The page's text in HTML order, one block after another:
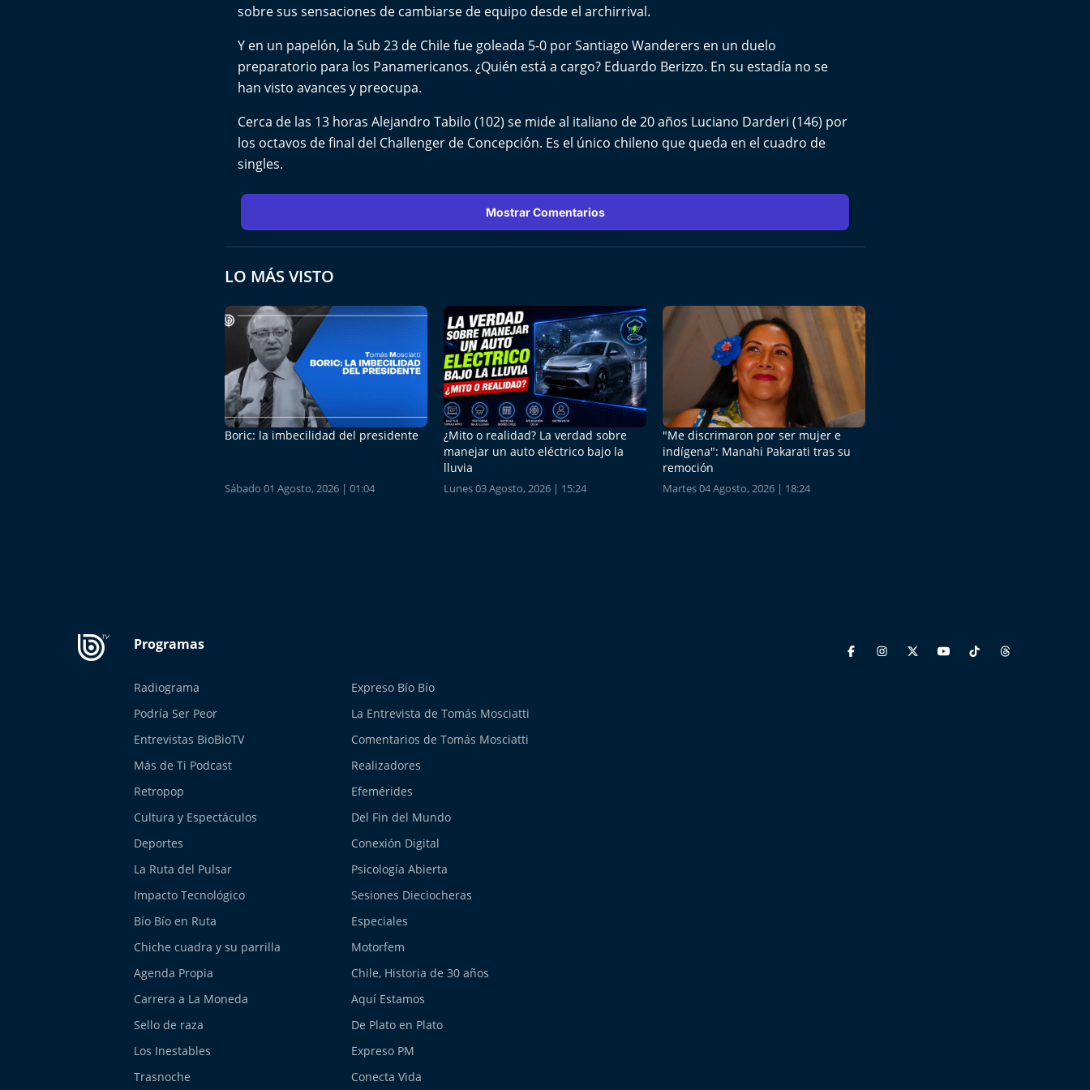
sobre sus sensaciones de cambiarse de equipo desde el archirrival.
Y en un papelón, la Sub 23 de Chile fue goleada 5-0 por Santiago Wanderers en un duelo
preparatorio para los Panamericanos. ¿Quién está a cargo? Eduardo Berizzo. En su estadía no se
han visto avances y preocupa.
Cerca de las 13 horas Alejandro Tabilo (102) se mide al italiano de 20 años Luciano Darderi (146) por
los octavos de final del Challenger de Concepción. Es el único chileno que queda en el cuadro de
singles.
Mostrar Comentarios
LO MÁS VISTO
Boric: la imbecilidad del presidente
Sábado 01 Agosto, 2026 | 01:04
¿Mito o realidad? La verdad sobre
manejar un auto eléctrico bajo la
lluvia
Lunes 03 Agosto, 2026 | 15:24
"Me discrimaron por ser mujer e
indígena": Manahi Pakarati tras su
remoción
Martes 04 Agosto, 2026 | 18:24
Radiograma
Expreso Bío Bío
Podría Ser Peor
La Entrevista de Tomás Mosciatti
Entrevistas BioBioTV
Comentarios de Tomás Mosciatti
Más de Ti Podcast
Realizadores
Retropop
Efemérides
Cultura y Espectáculos
Del Fin del Mundo
Deportes
Conexión Digital
La Ruta del Pulsar
Psicología Abierta
Impacto Tecnológico
Sesiones Dieciocheras
Bío Bío en Ruta
Especiales
Chiche cuadra y su parrilla
Motorfem
Agenda Propia
Chile, Historia de 30 años
Carrera a La Moneda
Aquí Estamos
Sello de raza
De Plato en Plato
Los Inestables
Expreso PM
Trasnoche
Conecta Vida